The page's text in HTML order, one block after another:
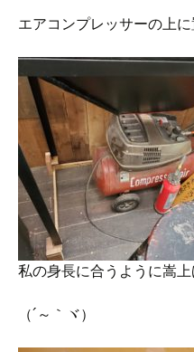
エアコンプレッサーの上に
私の身長に合うように嵩上
（´～｀ヾ）